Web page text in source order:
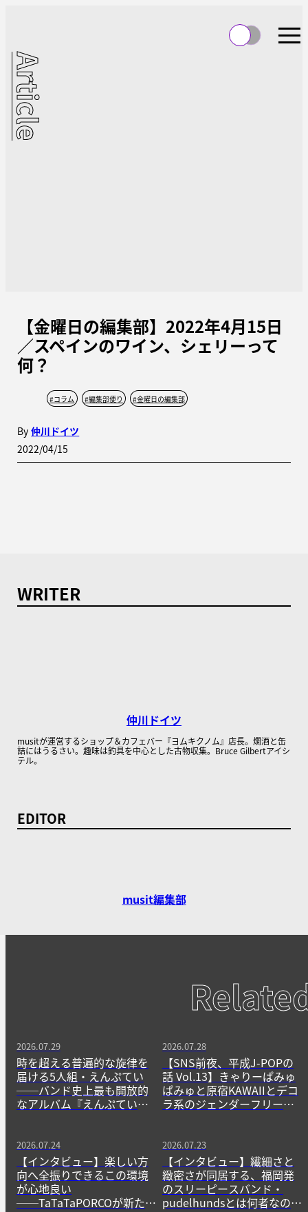
Article
【金曜日の編集部】2022年4月15日
／スペインのワイン、シェリーって
何？
#コラム #編集部便り #金曜日の編集部
By 仲川ドイツ
2022/04/15
WRITER
仲川ドイツ
musitが運営するショップ＆カフェバー『ヨムキクノム』店長。燗酒と缶
詰にはうるさい。趣味は釣具を中心とした古物収集。Bruce Gilbertアイシ
テル。
EDITOR
musit編集部
2026.07.29
時を超える普遍的な旋律を
届ける5人組・えんぷてい
──バンド史上最も開放的
なアルバム『えんぷてい』
2026.07.28
【SNS前夜、平成J-POPの
話 Vol.13】きゃりーぱみゅ
ぱみゅと原宿KAWAIIとデコ
ラ系のジェンダーフリーな
2026.07.24
【インタビュー】楽しい方
向へ全振りできるこの環境
が心地良い
──TaTaTaPORCOが新たに
2026.07.23
【インタビュー】繊細さと
緻密さが同居する、福岡発
のスリーピースバンド・
pudelhundsとは何者なの